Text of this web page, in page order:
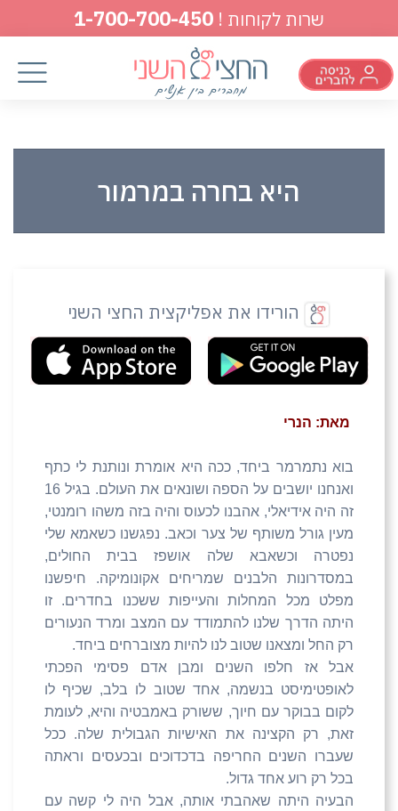
שרות לקוחות ! 1-700-700-450
היא בחרה במרמור
הורידו את אפליקצית החצי השני
מאת: הנרי
בוא נתמרמר ביחד, ככה היא אומרת ונותנת לי כתף
ואנחנו יושבים על הספה ושונאים את העולם. בגיל 16
זה היה אידיאלי, אהבנו לכעוס והיה בזה משהו רומנטי,
מעין גורל משותף של צער וכאב. נפגשנו כשאמא שלי
נפטרה וכשאבא שלה אושפז בבית החולים,
במסדרונות הלבנים שמריחים אקונומיקה. חיפשנו
מפלט מכל המחלות והעייפות ששכנו בחדרים. זו
היתה הדרך שלנו להתמודד עם המצב ומרד הנעורים
רק החל ומצאנו שטוב לנו להיות מצוברחים ביחד.
אבל אז חלפו השנים ומבן אדם פסימי הפכתי
לאופטימיסט בנשמה, אחד שטוב לו בלב, שכיף לו
לקום בבוקר עם חיוך, ששורק באמבטיה והיא, לעומת
זאת, רק הקצינה את האישיות הגבולית שלה. ככל
שעברו השנים החריפה בדכדוכים ובכעסים וראתה
בכל רק רוע אחד גדול.
הבעיה היתה שאהבתי אותה, אבל היה לי קשה עם